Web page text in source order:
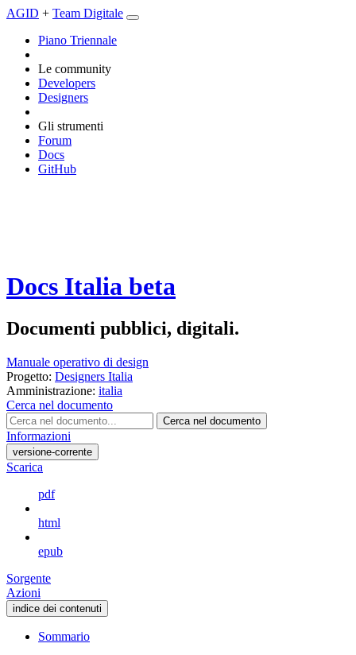
AGID + Team Digitale
Piano Triennale
Le community
Developers
Designers
Gli strumenti
Forum
Docs
GitHub
Docs Italia beta
Documenti pubblici, digitali.
Manuale operativo di design
Progetto: Designers Italia
Amministrazione: italia
Cerca nel documento
Cerca nel documento
Informazioni
versione-corrente
Scarica
pdf
html
epub
Sorgente
Azioni
indice dei contenuti
Sommario